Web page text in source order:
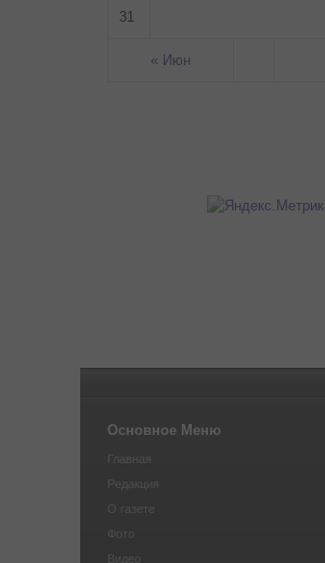
« Июн
31
Основное Меню
Главная
Редакция
О газете
Фото
Видео